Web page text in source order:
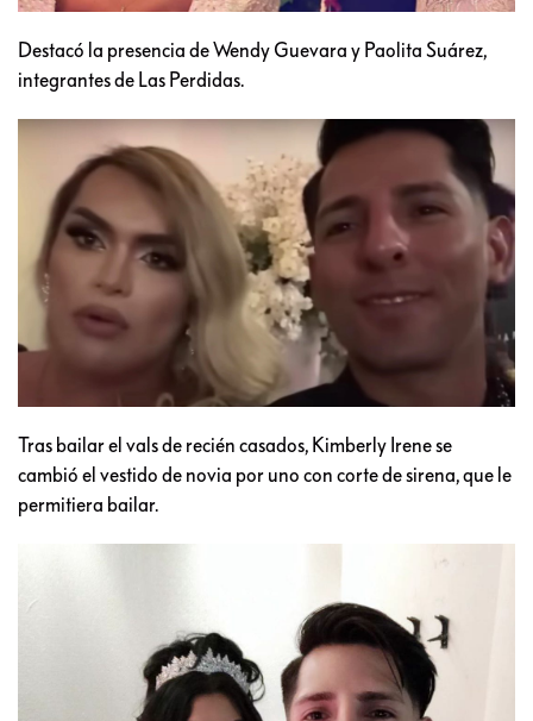
Destacó la presencia de Wendy Guevara y Paolita Suárez,
integrantes de Las Perdidas.
Tras bailar el vals de recién casados, Kimberly Irene se
cambió el vestido de novia por uno con corte de sirena, que le
permitiera bailar.